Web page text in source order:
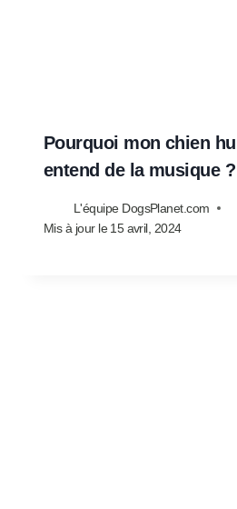
Pourquoi mon chien
entend de la musique ?
L'équipe DogsPlanet.com
Mis à jour le 15 avril, 2024